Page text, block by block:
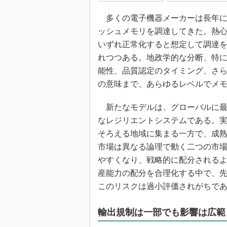
光伝送
“異端児
改革、
イノベ
JASA発
IHSアナ
「英語
多くの電子機器メーカーは長年
ッシュメモリを調達してきた。熱
いずれ正常化すると想定して調達
れつつある。地政学的な分断、特
能性、品質認定のタイミング、さ
の意味まで、あらゆるレベルでメ
新たなモデルは、グローバルに
なレジリエントシステムである。
そろえる地域に集まる一方で、成
市場は異なる論理で動く二つの市
やすくなり、戦略的に配分される
産能力の配分を合理化する中で、
このリスクは過小評価されがちで
輸出規制は一部でも影響は広範